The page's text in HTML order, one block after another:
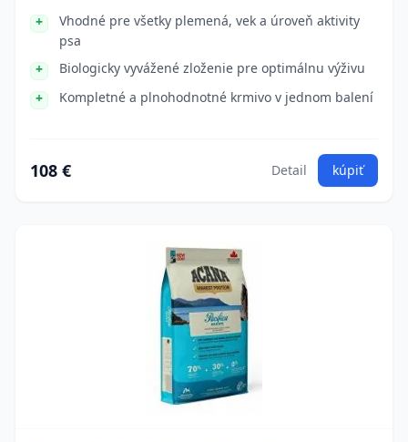
Vhodné pre všetky plemená, vek a úroveň aktivity
psa
Biologicky vyvážené zloženie pre optimálnu výživu
Kompletné a plnohodnotné krmivo v jednom balení
108 € Detail kúpiť